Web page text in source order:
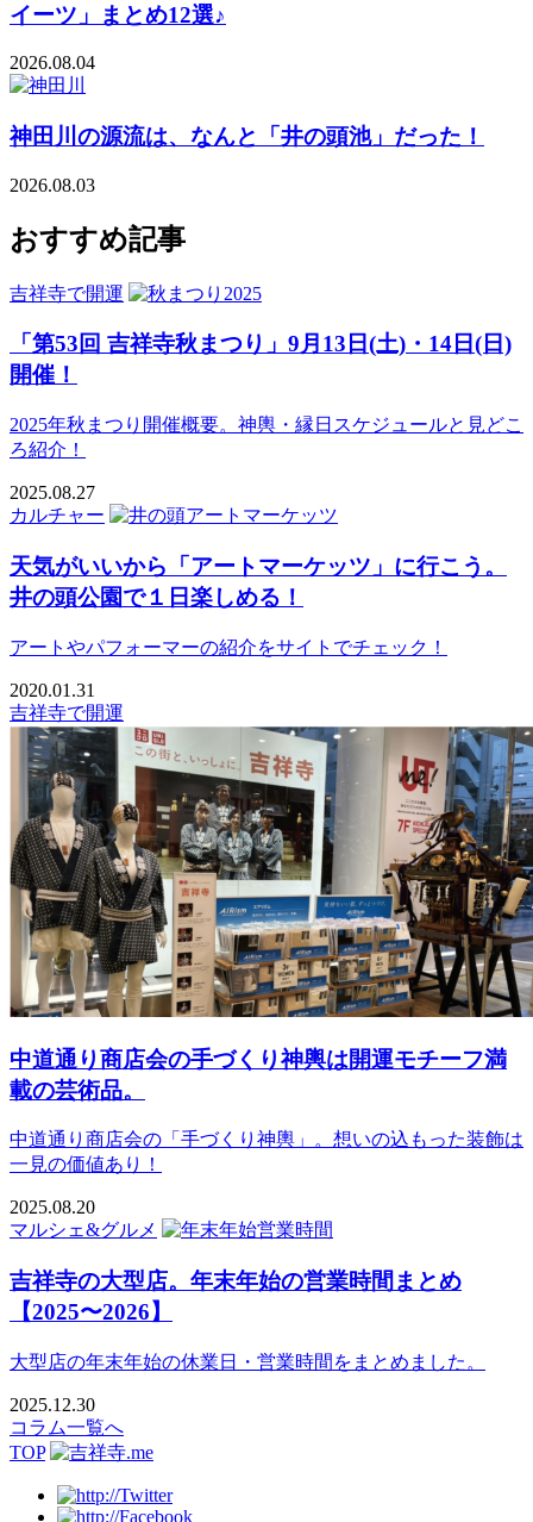
イーツ」まとめ12選♪
2026.08.04
神田川の源流は、なんと「井の頭池」だった！
2026.08.03
おすすめ記事
吉祥寺で開運
「第53回 吉祥寺秋まつり」9月13日(土)・14日(日)
開催！
2025年秋まつり開催概要。神輿・縁日スケジュールと見どこ
ろ紹介！
2025.08.27
カルチャー
天気がいいから「アートマーケッツ」に行こう。
井の頭公園で１日楽しめる！
アートやパフォーマーの紹介をサイトでチェック！
2020.01.31
吉祥寺で開運
中道通り商店会の手づくり神輿は開運モチーフ満
載の芸術品。
中道通り商店会の「手づくり神輿」。想いの込もった装飾は
一見の価値あり！
2025.08.20
マルシェ&グルメ
吉祥寺の大型店。年末年始の営業時間まとめ
【2025〜2026】
大型店の年末年始の休業日・営業時間をまとめました。
2025.12.30
コラム一覧へ
TOP